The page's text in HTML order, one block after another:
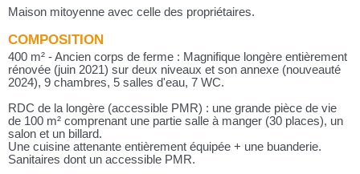
Maison mitoyenne avec celle des propriétaires.
COMPOSITION
400 m² - Ancien corps de ferme : Magnifique longère entièrement
rénovée (juin 2021) sur deux niveaux et son annexe (nouveauté
2024), 9 chambres, 5 salles d'eau, 7 WC.
RDC de la longère (accessible PMR) : une grande pièce de vie
de 100 m² comprenant une partie salle à manger (30 places), un
salon et un billard.
Une cuisine attenante entièrement équipée + une buanderie.
Sanitaires dont un accessible PMR.